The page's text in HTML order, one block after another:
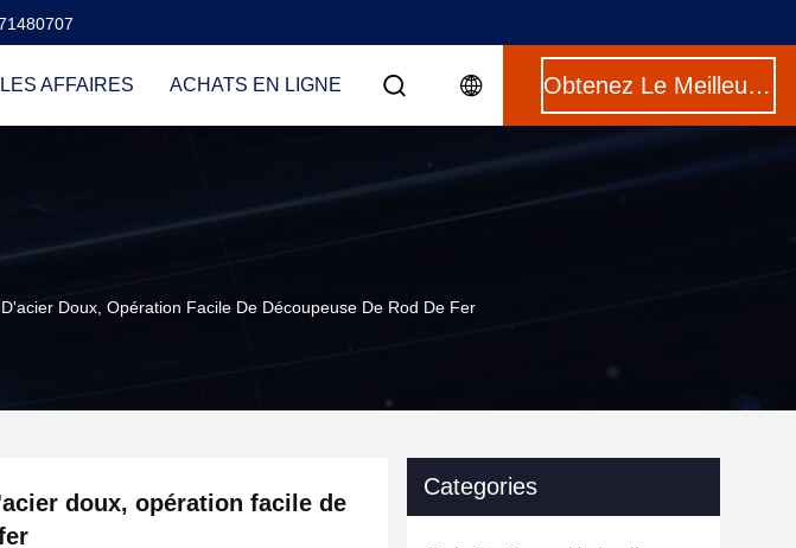
LES AFFAIRES ACHATS EN LIGNE Obtenez Le Meilleur Prix
Doux, Opération Facile De Découpeuse De Rod De Fer
doux, opération facile de
Categories